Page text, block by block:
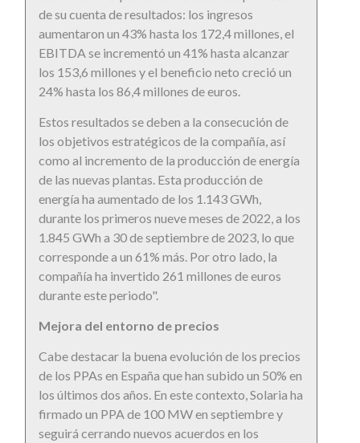
de su cuenta de resultados: los ingresos
aumentaron un 43% hasta los 172,4 millones, el
EBITDA se incrementó un 41% hasta alcanzar
los 153,6 millones y el beneficio neto creció un
24% hasta los 86,4 millones de euros.
Estos resultados se deben a la consecución de
los objetivos estratégicos de la compañía, así
como al incremento de la producción de energía
de las nuevas plantas. Esta producción de
energía ha aumentado de los 1.143 GWh,
durante los primeros nueve meses de 2022, a los
1.845 GWh a 30 de septiembre de 2023, lo que
corresponde a un 61% más. Por otro lado, la
compañía ha invertido 261 millones de euros
durante este periodo".
Mejora del entorno de precios
Cabe destacar la buena evolución de los precios
de los PPAs en España que han subido un 50% en
los últimos dos años. En este contexto, Solaria ha
firmado un PPA de 100 MW en septiembre y
seguirá cerrando nuevos acuerdos en los